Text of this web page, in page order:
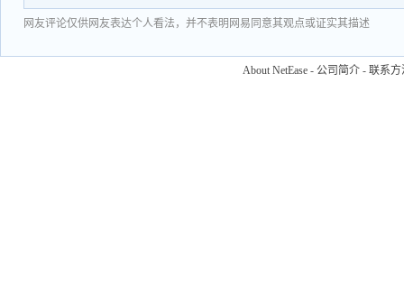
网友评论仅供网友表达个人看法，并不表明网易同意其观点或证实其描述
About NetEase - 公司简介 - 联系方